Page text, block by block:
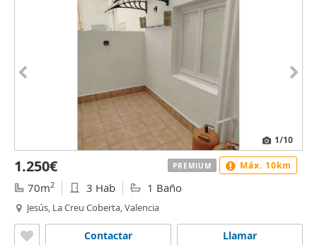
1/10
1.250€
70m2 3 Hab 1 Baño
Jesús, La Creu Coberta, Valencia
Llamar
Contactar
PREMIUM Máx. 10km